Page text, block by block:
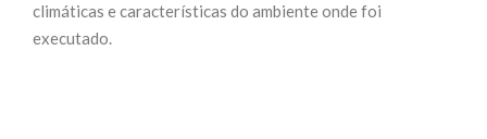
climáticas e características do ambiente onde foi
executado.